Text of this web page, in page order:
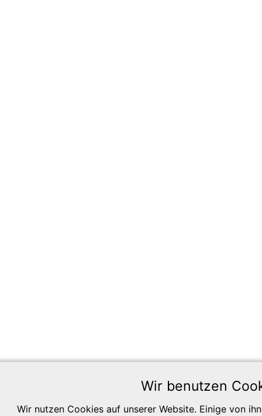
Wir benutzen
Wir nutzen Cookies auf unserer Website. Einige von